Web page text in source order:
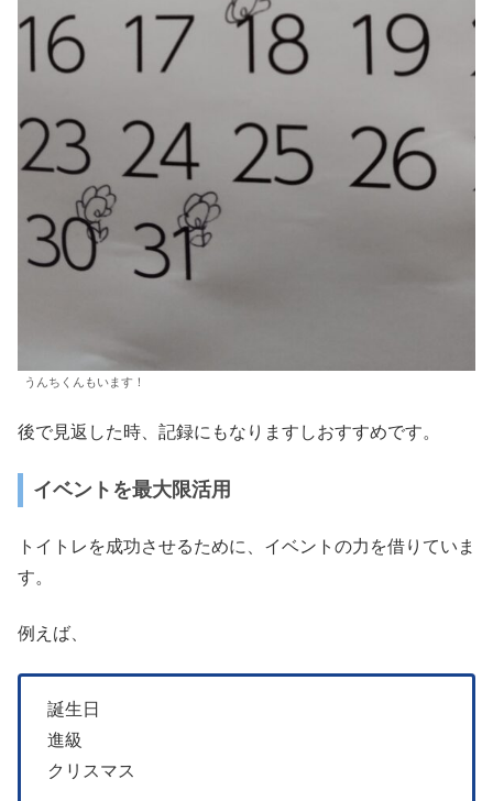
うんちくんもいます！
後で見返した時、記録にもなりますしおすすめです。
イベントを最大限活用
トイトレを成功させるために、イベントの力を借りていま
す。
例えば、
誕生日
進級
クリスマス